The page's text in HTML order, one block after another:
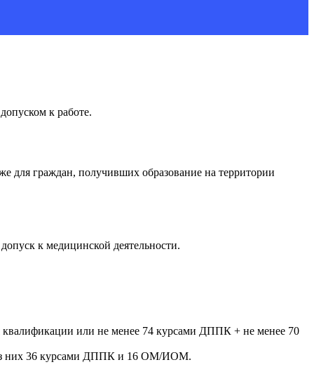
к работе.
для граждан, получивших образование на территории
к медицинской деятельности.
квалификации или не менее 74 курсами ДППК + не менее 70
из них 36 курсами ДППК и 16 ОМ/ИОМ.